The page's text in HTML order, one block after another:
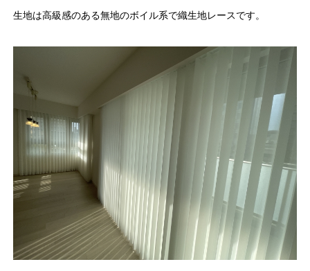
生地は高級感のある無地のボイル系で織生地レースです。